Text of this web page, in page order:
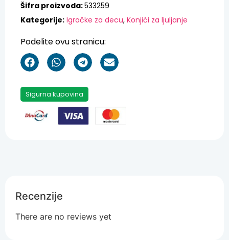
Šifra proizvoda:533259
Kategorije: Igračke za decu, Konjići za ljuljanje
Podelite ovu stranicu:
Sigurna kupovina
Recenzije
There are no reviews yet